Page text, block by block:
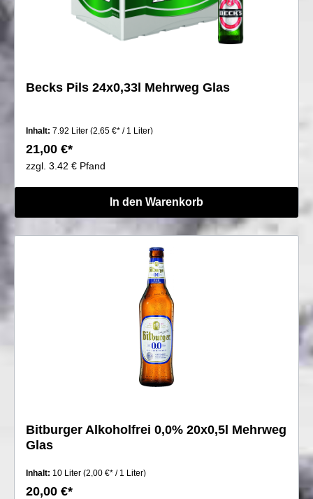
Becks Pils 24x0,33l Mehrweg Glas
Inhalt: 7.92 Liter (2,65 €* / 1 Liter)
21,00 €*
zzgl. 3.42 € Pfand
In den Warenkorb
Bitburger Alkoholfrei 0,0% 20x0,5l Mehrweg
Glas
Inhalt: 10 Liter (2,00 €* / 1 Liter)
20,00 €*